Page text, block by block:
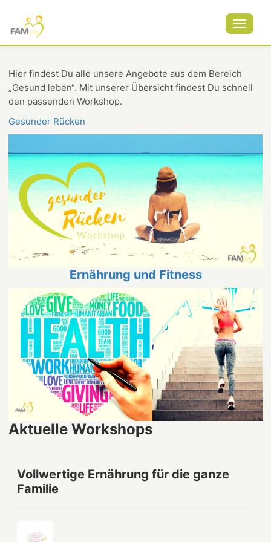
Toggle
Hier findest Du alle unsere Angebote aus dem Bereich
„Gesund leben“. Mit unserer Übersicht findest Du schnell
den passenden Workshop.
Gesunder Rücken
Ernährung und Fitness
Aktuelle Workshops
Vollwertige Ernährung für die ganze
Familie